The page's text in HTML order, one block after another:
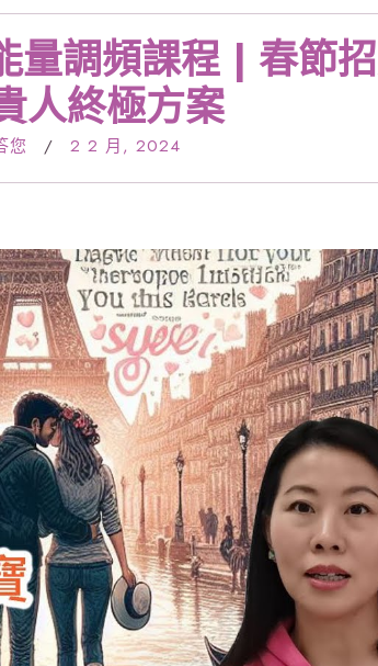
量調頻課程 | 春節
人終極方案
您 / 2 2 月, 2024